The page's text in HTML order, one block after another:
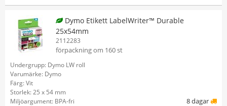
Dymo Etikett LabelWriter™ Durable
25x54mm
2112283
förpackning om 160 st
Undergrupp: Dymo LW roll
Varumärke: Dymo
Färg: Vit
Storlek: 25 x 54 mm
Miljöargument: BPA-fri
8 dagar